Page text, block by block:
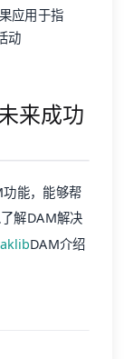
应用于指
动
来成功
能，能够帮
解DAM解决
DAM介绍